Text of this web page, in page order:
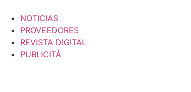
NOTICIAS
PROVEEDORES
REVISTA DIGITAL
PUBLICITÁ